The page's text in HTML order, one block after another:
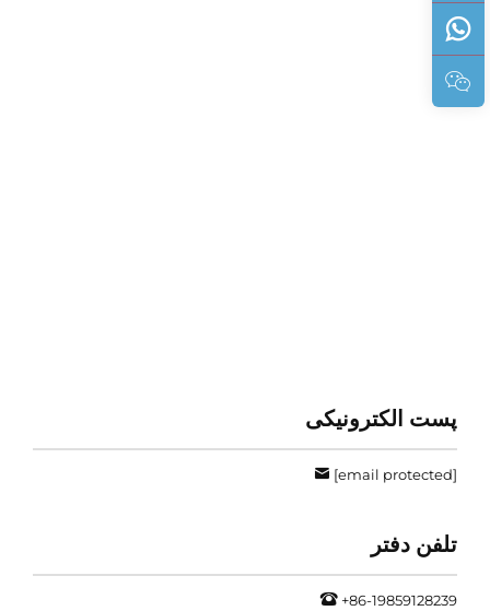
پست الکترونیکی
[email protected]
تلفن دفتر
+86-19859128239